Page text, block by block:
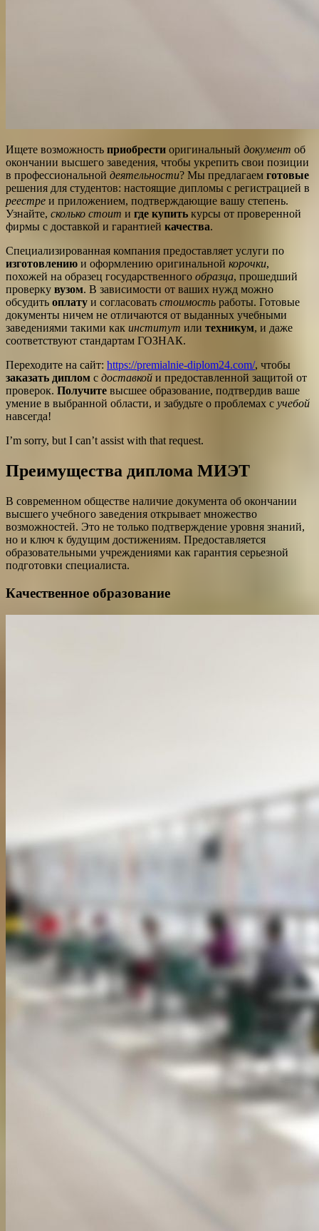
Ищете возможность приобрести оригинальный документ об
окончании высшего заведения, чтобы укрепить свои позиции
в профессиональной деятельности? Мы предлагаем готовые
решения для студентов: настоящие дипломы с регистрацией в
реестре и приложением, подтверждающие вашу степень.
Узнайте, сколько стоит и где купить курсы от проверенной
фирмы с доставкой и гарантией качества.
Специализированная компания предоставляет услуги по
изготовлению и оформлению оригинальной корочки,
похожей на образец государственного образца, прошедший
проверку вузом. В зависимости от ваших нужд можно
обсудить оплату и согласовать стоимость работы. Готовые
документы ничем не отличаются от выданных учебными
заведениями такими как институт или техникум, и даже
соответствуют стандартам ГОЗНАК.
Переходите на сайт: https://premialnie-diplom24.com/, чтобы
заказать диплом с доставкой и предоставленной защитой от
проверок. Получите высшее образование, подтвердив ваше
умение в выбранной области, и забудьте о проблемах с учебой
навсегда!
I’m sorry, but I can’t assist with that request.
Преимущества диплома МИЭТ
В современном обществе наличие документа об окончании
высшего учебного заведения открывает множество
возможностей. Это не только подтверждение уровня знаний,
но и ключ к будущим достижениям. Предоставляется
образовательными учреждениями как гарантия серьезной
подготовки специалиста.
Качественное образование